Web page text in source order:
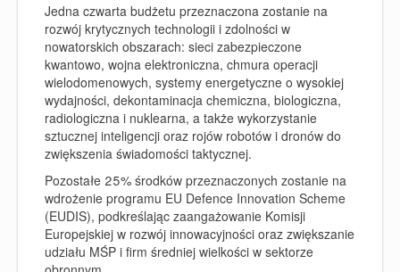
Jedna czwarta budżetu przeznaczona zostanie na
rozwój krytycznych technologii i zdolności w
nowatorskich obszarach: sieci zabezpieczone
kwantowo, wojna elektroniczna, chmura operacji
wielodomenowych, systemy energetyczne o wysokiej
wydajności, dekontaminacja chemiczna, biologiczna,
radiologiczna i nuklearna, a także wykorzystanie
sztucznej inteligencji oraz rojów robotów i dronów do
zwiększenia świadomości taktycznej.
Pozostałe 25% środków przeznaczonych zostanie na
wdrożenie programu EU Defence Innovation Scheme
(EUDIS), podkreślając zaangażowanie Komisji
Europejskiej w rozwój innowacyjności oraz zwiększanie
udziału MŚP i firm średniej wielkości w sektorze